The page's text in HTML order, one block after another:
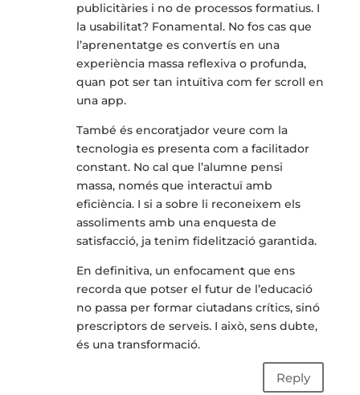
publicitàries i no de processos formatius. I
la usabilitat? Fonamental. No fos cas que
l’aprenentatge es convertís en una
experiència massa reflexiva o profunda,
quan pot ser tan intuïtiva com fer scroll en
una app.
També és encoratjador veure com la
tecnologia es presenta com a facilitador
constant. No cal que l’alumne pensi
massa, només que interactuï amb
eficiència. I si a sobre li reconeixem els
assoliments amb una enquesta de
satisfacció, ja tenim fidelització garantida.
En definitiva, un enfocament que ens
recorda que potser el futur de l’educació
no passa per formar ciutadans crítics, sinó
prescriptors de serveis. I això, sens dubte,
és una transformació.
Reply